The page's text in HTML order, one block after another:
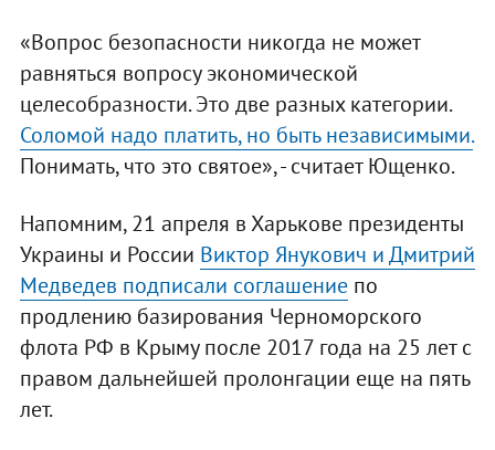
«Вопрос безопасности никогда не может
равняться вопросу экономической
целесобразности. Это две разных категории.
Соломой надо платить, но быть независимыми.
Понимать, что это святое», - считает Ющенко.
Напомним, 21 апреля в Харькове президенты
Украины и России Виктор Янукович и Дмитрий
Медведев подписали соглашениепо
продлению базирования Черноморского
флота РФ в Крыму после 2017 года на 25 лет с
правом дальнейшей пролонгации еще на пять
лет.